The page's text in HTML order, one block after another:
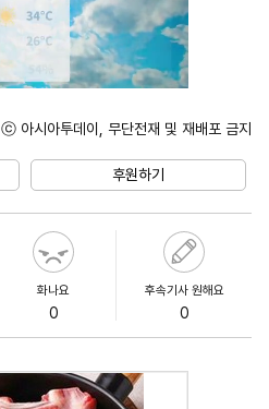
ⓒ 아시아투데이, 무단전재 및 재배포 금지
후원하기
화나요
0
후속기사 원해요
0